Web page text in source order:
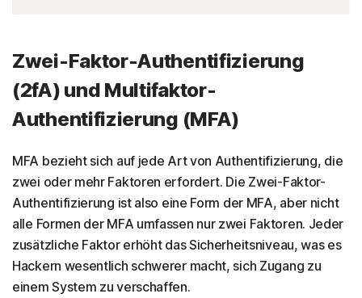
Zwei-Faktor-Authentifizierung
(2fA) und Multifaktor-
Authentifizierung (MFA)
MFA bezieht sich auf jede Art von Authentifizierung, die
zwei oder mehr Faktoren erfordert. Die Zwei-Faktor-
Authentifizierung ist also eine Form der MFA, aber nicht
alle Formen der MFA umfassen nur zwei Faktoren. Jeder
zusätzliche Faktor erhöht das Sicherheitsniveau, was es
Hackern wesentlich schwerer macht, sich Zugang zu
einem System zu verschaffen.